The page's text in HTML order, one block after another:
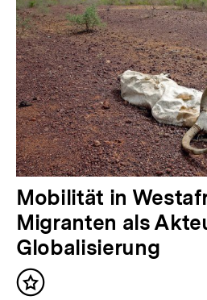
Mobilität in
Migranten als
Globalisierung
Inhalt